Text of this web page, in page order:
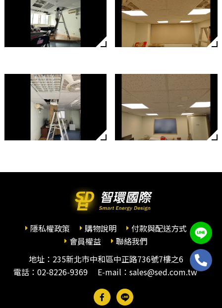
隱私權政策 購物說明
付款與配送方式
會員權益
聯絡我們
地址：235新北市中和區中正路736號7樓之6
電話： 02-8226-9369 E-mail：sales@sed.com.tw